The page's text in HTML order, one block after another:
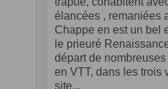
élancées , remaniées
Chappe en est un bel
le prieuré
départ de
en VTT, dans les trois
site...